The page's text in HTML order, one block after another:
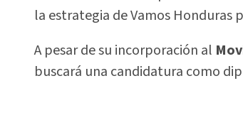
la estrategia de Vamos Honduras
A pesar de su incorporación al
buscará una candidatura como